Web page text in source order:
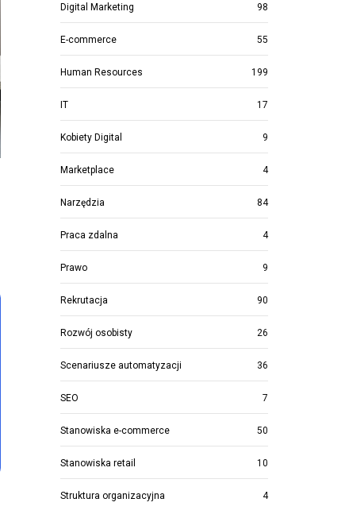
Digital Marketing 98
E-commerce 55
Human Resources 199
IT 17
Kobiety Digital 9
Marketplace 4
Narzędzia 84
Praca zdalna 4
Prawo 9
Rekrutacja 90
Rozwój osobisty 26
Scenariusze automatyzacji 36
SEO 7
Stanowiska e-commerce 50
Stanowiska retail 10
Struktura organizacyjna 4